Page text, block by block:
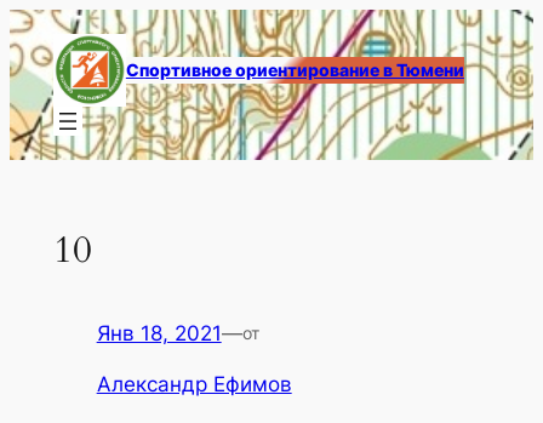
Перейти
к
содержимому
Спортивное ориентирование в Тюмени
10
Янв 18, 2021—от
Александр Ефимов